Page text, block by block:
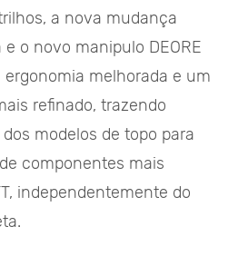
a nova mudança
o novo manipulo DEORE
melhorada e um
refinado, trazendo
modelos de topo para
componentes mais
independentemente do